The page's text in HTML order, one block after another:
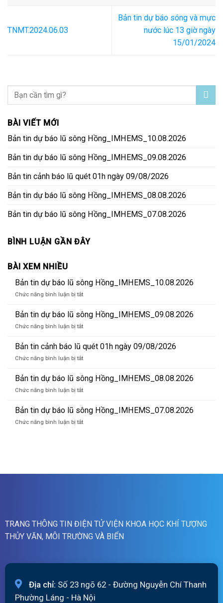
TNMT.2024.06.03
Bản tin dự báo sóng và mực
nước lúc 13 giờ ngày
15/01/2024
BÀI VIẾT MỚI
Bản tin dự báo lũ sông Hồng_IMHEMS_10.08.2026
Bản tin dự báo lũ sông Hồng_IMHEMS_09.08.2026
Bản tin cảnh báo lũ quét 01h ngày 09/08/2026
Bản tin dự báo lũ sông Hồng_IMHEMS_08.08.2026
Bản tin dự báo lũ sông Hồng_IMHEMS_07.08.2026
BÌNH LUẬN GẦN ĐÂY
BÀI XEM NHIỀU
Bản tin dự báo lũ sông Hồng_IMHEMS_10.08.2026
Chức năng bình luận bị tắtở
tin
báo
sông
Hồng_IMHEMS_10.08.2026
Bản tin dự báo lũ sông Hồng_IMHEMS_09.08.2026
Chức năng bình luận bị tắtở
tin
dự
báo
sông
Hồng_IMHEMS_09.08.2026
Bản tin cảnh báo lũ quét 01h ngày 09/08/2026
Chức năng bình luận bị tắtở
tin
cảnh
báo
quét
01h
Bản tin dự báo lũ sông Hồng_IMHEMS_08.08.2026
Chức năng bình luận bị tắtở
tin
báo
Bản tin dự báo lũ sông Hồng_IMHEMS_07.08.2026
Chức năng bình luận bị tắtở
sông
TRANG THÔNG TIN ĐIỆN TỬ VIỆN KHOA HỌC KHÍ TƯỢNG
THỦY VĂN, MÔI TRƯỜNG VÀ BIỂN
Địa chỉ: Số 23 ngõ 62 - Đường Nguyễn Chí Thanh
Phường Láng - Hà Nội